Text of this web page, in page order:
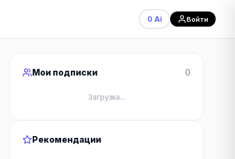
0 Ai Войти
Мои подписки 0
Загрузка...
Рекомендации